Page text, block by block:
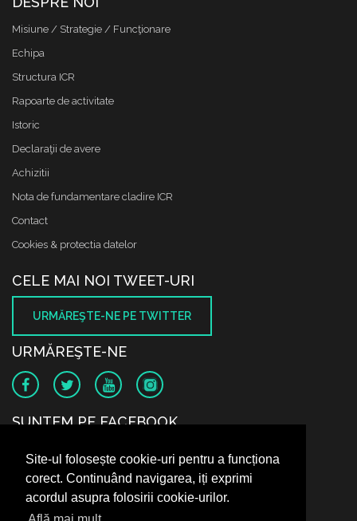
Site-ul folosește cookie-uri pentru a funcționa
corect. Continuând navigarea, iți exprimi
acordul asupra folosirii cookie-urilor.
Misiune / Strategie / Funcţionare
Echipa
Structura ICR
Rapoarte de activitate
Istoric
Declaraţii de avere
Achizitii
Nota de fundamentare cladire ICR
Contact
Cookies & protectia datelor
CELE MAI NOI TWEET-URI
URMĂREŞTE-NE PE TWITTER
URMĂREŞTE-NE
SUNTEM PE FACEBOOK